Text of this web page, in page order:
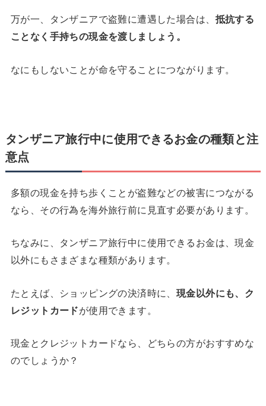
万が一、タンザニアで盗難に遭遇した場合は、 抵抗する
ことなく手持ちの現金を渡しましょう。
なにもしないことが命を守ることにつながります。
タンザニア旅行中に使用できるお金の種類と注
意点
多額の現金を持ち歩くことが盗難などの被害につながる
なら、その行為を海外旅行前に見直す必要があります。
ちなみに、タンザニア旅行中に使用できるお金は、現金
以外にもさまざまな種類があります。
たとえば、ショッピングの決済時に、 現金以外にも、ク
レジットカードが使用できます。
現金とクレジットカードなら、どちらの方がおすすめな
のでしょうか？